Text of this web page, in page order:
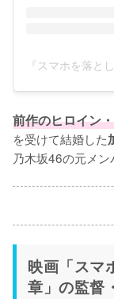
前作のヒロイン
を受けて結婚した
乃木坂46の元メン
映画「スマ
章」の監督